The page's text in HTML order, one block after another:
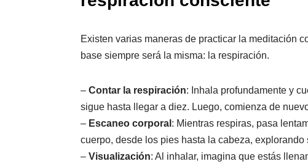
Existen varias maneras de practicar la meditación
base siempre será la misma: la respiración.
– Contar la respiración: Inhala profundamente y
sigue hasta llegar a diez. Luego, comienza de
– Escaneo corporal : Mientras respiras, pasa
cuerpo, desde los pies hasta la cabeza,
– Visualización: Al inhalar, imagina que estás